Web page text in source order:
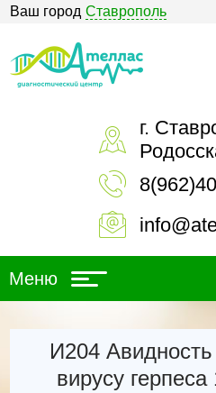
Ваш город Ставрополь
г.
Меню
И204
вирусу